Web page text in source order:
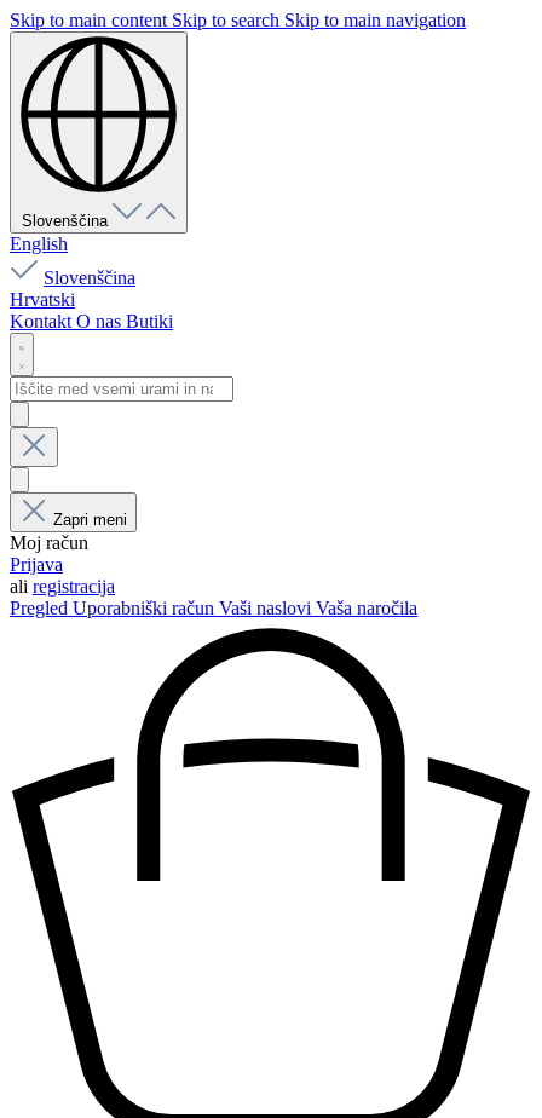
Skip to main content Skip to search Skip to main navigation
Slovenščina
English
Slovenščina
Hrvatski
Kontakt O nas Butiki
Zapri meni
Moj račun
Prijava
ali registracija
Pregled Uporabniški račun Vaši naslovi Vaša naročila